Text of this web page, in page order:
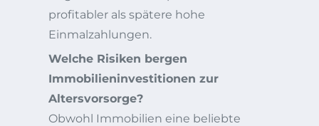
profitabler als spätere hohe
Einmalzahlungen.
Welche Risiken bergen
Immobilieninvestitionen zur
Altersvorsorge?
Obwohl Immobilien eine beliebte